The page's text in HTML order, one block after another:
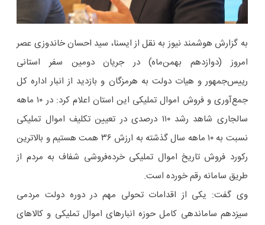
به گزارش هوشمند نیوز به نقل از ایسنا، سید احسان خاندوزی عصر
امروز (دوازدهم بهمن‌ماه) در جریان دومین سفر استانی
رییس‌جمهور و هیات دولت به هرمزگان ‌و بازدید از انبار اداره کل
جمع‌آوری و فروش اموال تملیکی این استان اعلام کرد: در ۱۰ ماهه
سالجاری شاهد رشد ۱۱۰ درصدی در تعیین تکلیف اموال تملیکی
نسبت به ۱۰ ماهه سال گذشته به ارزش ۳۶ همت هستیم و بالاترین
رکورد فروش تاریخ اموال تملیکی خرده‌فروشی شفاف به مردم از
طریق سامانه رقم خورده است.
وی گفت: یکی از اقدامات تحولی مهم در دوره دولت مردمی
سیزدهم ساماندهی کامل حوزه انبارهای اموال تملیکی و کالاهای